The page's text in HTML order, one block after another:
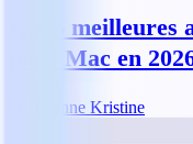
Les 6
pour Mac en
Dianne Kristine